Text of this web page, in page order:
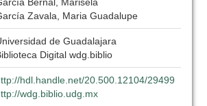
Zavala, Maria Guadalupe
de Guadalajara
Digital wdg.biblio
hdl.handle.net/20.500.12104/29499
wdg.biblio.udg.mx